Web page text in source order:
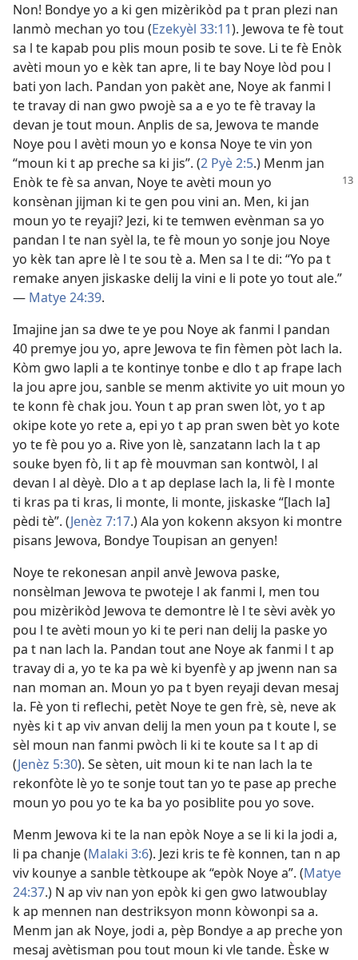
Non! Bondye yo a ki gen mizèrikòd pa t pran plezi nan
lanmò mechan yo tou (Ezekyèl 33:11). Jewova te fè tout
sa l te kapab pou plis moun posib te sove. Li te fè Enòk
avèti moun yo e kèk tan apre, li te bay Noye lòd pou l
bati yon lach. Pandan yon pakèt ane, Noye ak fanmi l
te travay di nan gwo pwojè sa a e yo te fè travay la
devan je tout moun. Anplis de sa, Jewova te mande
Noye pou l avèti moun yo e konsa Noye te vin yon
“moun ki t ap preche sa ki jis”. (2 Pyè 2:5.) Menm jan
Enòk te fè sa anvan, Noye te avèti moun yo
konsènan jijman ki te gen pou vini an. Men, ki jan
moun yo te reyaji? Jezi, ki te temwen evènman sa yo
pandan l te nan syèl la, te fè moun yo sonje jou Noye
yo kèk tan apre lè l te sou tè a. Men sa l te di: “Yo pa t
remake anyen jiskaske delij la vini e li pote yo tout ale.”
— Matye 24:39.
Imajine jan sa dwe te ye pou Noye ak fanmi l pandan
40 premye jou yo, apre Jewova te fin fèmen pòt lach la.
Kòm gwo lapli a te kontinye tonbe e dlo t ap frape lach
la jou apre jou, sanble se menm aktivite yo uit moun yo
te konn fè chak jou. Youn t ap pran swen lòt, yo t ap
okipe kote yo rete a, epi yo t ap pran swen bèt yo kote
yo te fè pou yo a. Rive yon lè, sanzatann lach la t ap
souke byen fò, li t ap fè mouvman san kontwòl, l al
devan l al dèyè. Dlo a t ap deplase lach la, li fè l monte
ti kras pa ti kras, li monte, li monte, jiskaske “[lach la]
pèdi tè”. (Jenèz 7:17.) Ala yon kokenn aksyon ki montre
pisans Jewova, Bondye Toupisan an genyen!
Noye te rekonesan anpil anvè Jewova paske,
nonsèlman Jewova te pwoteje l ak fanmi l, men tou
pou mizèrikòd Jewova te demontre lè l te sèvi avèk yo
pou l te avèti moun yo ki te peri nan delij la paske yo
pa t nan lach la. Pandan tout ane Noye ak fanmi l t ap
travay di a, yo te ka pa wè ki byenfè y ap jwenn nan sa
nan moman an. Moun yo pa t byen reyaji devan mesaj
la. Fè yon ti reflechi, petèt Noye te gen frè, sè, neve ak
nyès ki t ap viv anvan delij la men youn pa t koute l, se
sèl moun nan fanmi pwòch li ki te koute sa l t ap di
(Jenèz 5:30). Se sèten, uit moun ki te nan lach la te
rekonfòte lè yo te sonje tout tan yo te pase ap preche
moun yo pou yo te ka ba yo posiblite pou yo sove.
Menm Jewova ki te la nan epòk Noye a se li ki la jodi a,
li pa chanje (Malaki 3:6). Jezi kris te fè konnen, tan n ap
viv kounye a sanble tètkoupe ak “epòk Noye a”. (Matye
24:37.) N ap viv nan yon epòk ki gen gwo latwoublay
k ap mennen nan destriksyon monn kòwonpi sa a.
Menm jan ak Noye, jodi a, pèp Bondye a ap preche yon
mesaj avètisman pou tout moun ki vle tande. Èske w